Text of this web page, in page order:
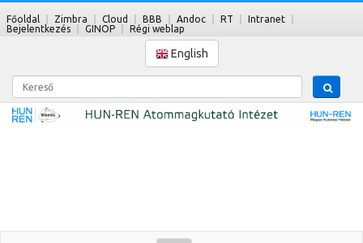
Főoldal Zimbra Cloud BBB Andoc RT
Intranet
Bejelentkezés
GINOP Régi weblap
English
Kereső